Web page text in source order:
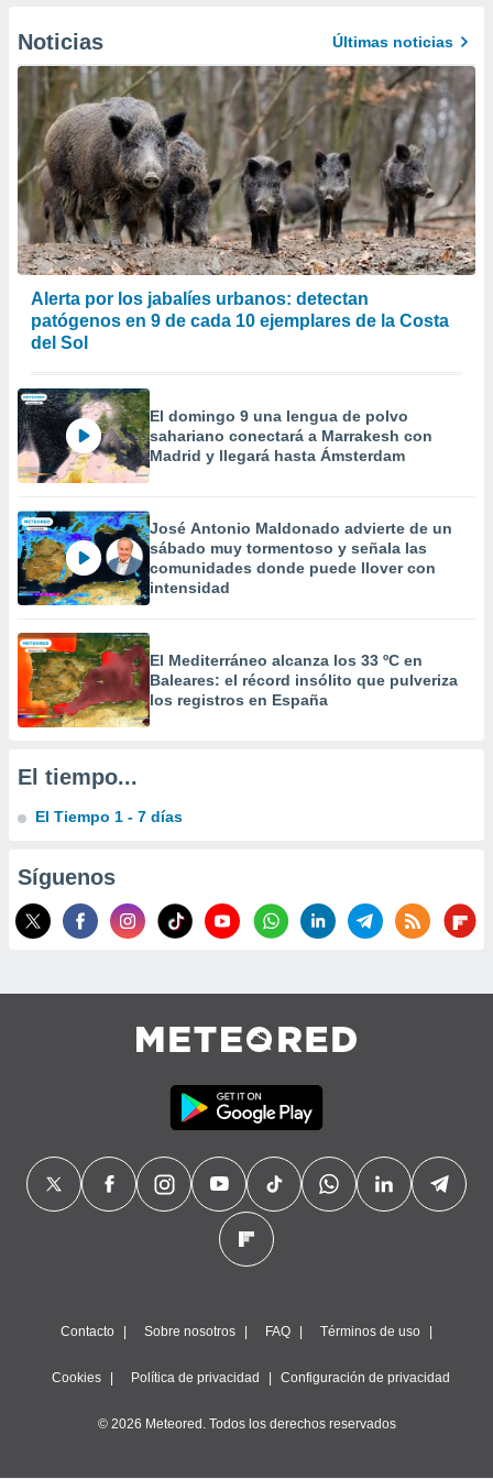
en
en
de
un
o acceder
perfiles
utilizar
crear un
uso de
contenido
medir el
de la
el
del
o a través
de
uso de
con el
de
Noticias Últimas noticias
Alerta por los jabalíes urbanos: detectan
patógenos en 9 de cada 10 ejemplares de la Costa
del Sol
El domingo 9 una lengua de polvo
sahariano conectará a Marrakesh con
Madrid y llegará hasta Ámsterdam
José Antonio Maldonado advierte de un
sábado muy tormentoso y señala las
comunidades donde puede llover con
intensidad
El Mediterráneo alcanza los 33 ºC en
Baleares: el récord insólito que pulveriza
los registros en España
El tiempo...
El Tiempo 1 - 7 días
Síguenos
Contacto Sobre nosotros FAQ Términos de uso
Cookies Política de privacidad Configuración de privacidad
© 2026 Meteored. Todos los derechos reservados